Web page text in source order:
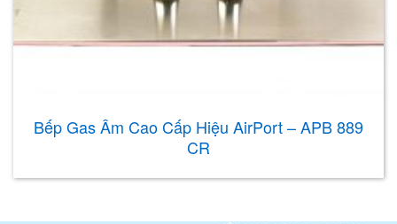
Bếp Gas Âm Cao Cấp Hiệu AirPort – APB 889
CR